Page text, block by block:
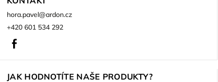
hora.pavel@ardon.cz
+420 601 534 292
JAK HODNOTÍTE NAŠE PRODUKTY?